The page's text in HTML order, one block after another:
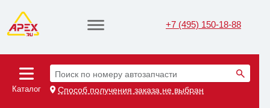
+7 (495) 150-18-88
Каталог
Поиск по номеру автозапчасти
Способ получения заказа не выбран